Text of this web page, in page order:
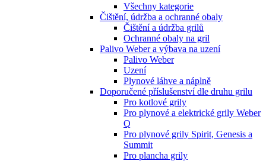
Všechny kategorie
Čištění, údržba a ochranné obaly
Čištění a údržba grilů
Ochranné obaly na gril
Palivo Weber a výbava na uzení
Palivo Weber
Uzení
Plynové láhve a náplně
Doporučené příslušenství dle druhu grilu
Pro kotlové grily
Pro plynové a elektrické grily Weber
Q
Pro plynové grily Spirit, Genesis a
Summit
Pro plancha grily